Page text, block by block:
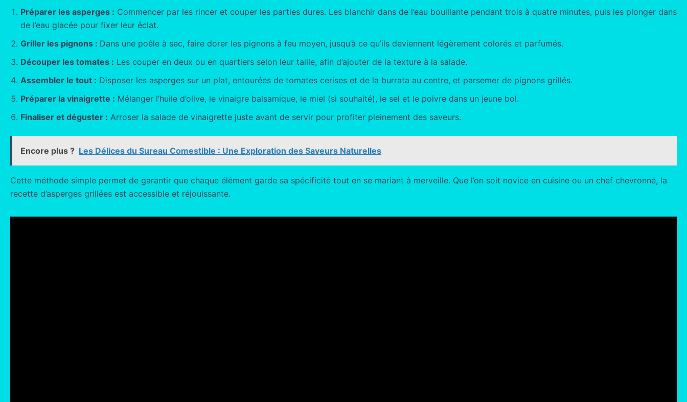
Préparer les asperges : Commencer par les rincer et couper les parties dures. Les blanchir dans de l’eau bouillante pendant trois à quatre minutes, puis les plonger dans
de l’eau glacée pour fixer leur éclat.
Griller les pignons : Dans une poêle à sec, faire dorer les pignons à feu moyen, jusqu’à ce qu’ils deviennent légèrement colorés et parfumés.
Découper les tomates : Les couper en deux ou en quartiers selon leur taille, afin d’ajouter de la texture à la salade.
Assembler le tout : Disposer les asperges sur un plat, entourées de tomates cerises et de la burrata au centre, et parsemer de pignons grillés.
Préparer la vinaigrette : Mélanger l’huile d’olive, le vinaigre balsamique, le miel (si souhaité), le sel et le poivre dans un jeune bol.
Finaliser et déguster : Arroser la salade de vinaigrette juste avant de servir pour profiter pleinement des saveurs.
Encore plus ? Les Délices du Sureau Comestible : Une Exploration des Saveurs Naturelles
Cette méthode simple permet de garantir que chaque élément garde sa spécificité tout en se mariant à merveille. Que l’on soit novice en cuisine ou un chef chevronné, la
recette d’asperges grillées est accessible et réjouissante.